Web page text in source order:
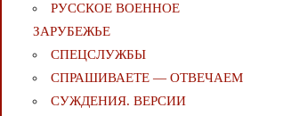
РУССКОЕ ВОЕННОЕ
ЗАРУБЕЖЬЕ
СПЕЦСЛУЖБЫ
СПРАШИВАЕТЕ — ОТВЕЧАЕМ
СУЖДЕНИЯ. ВЕРСИИ